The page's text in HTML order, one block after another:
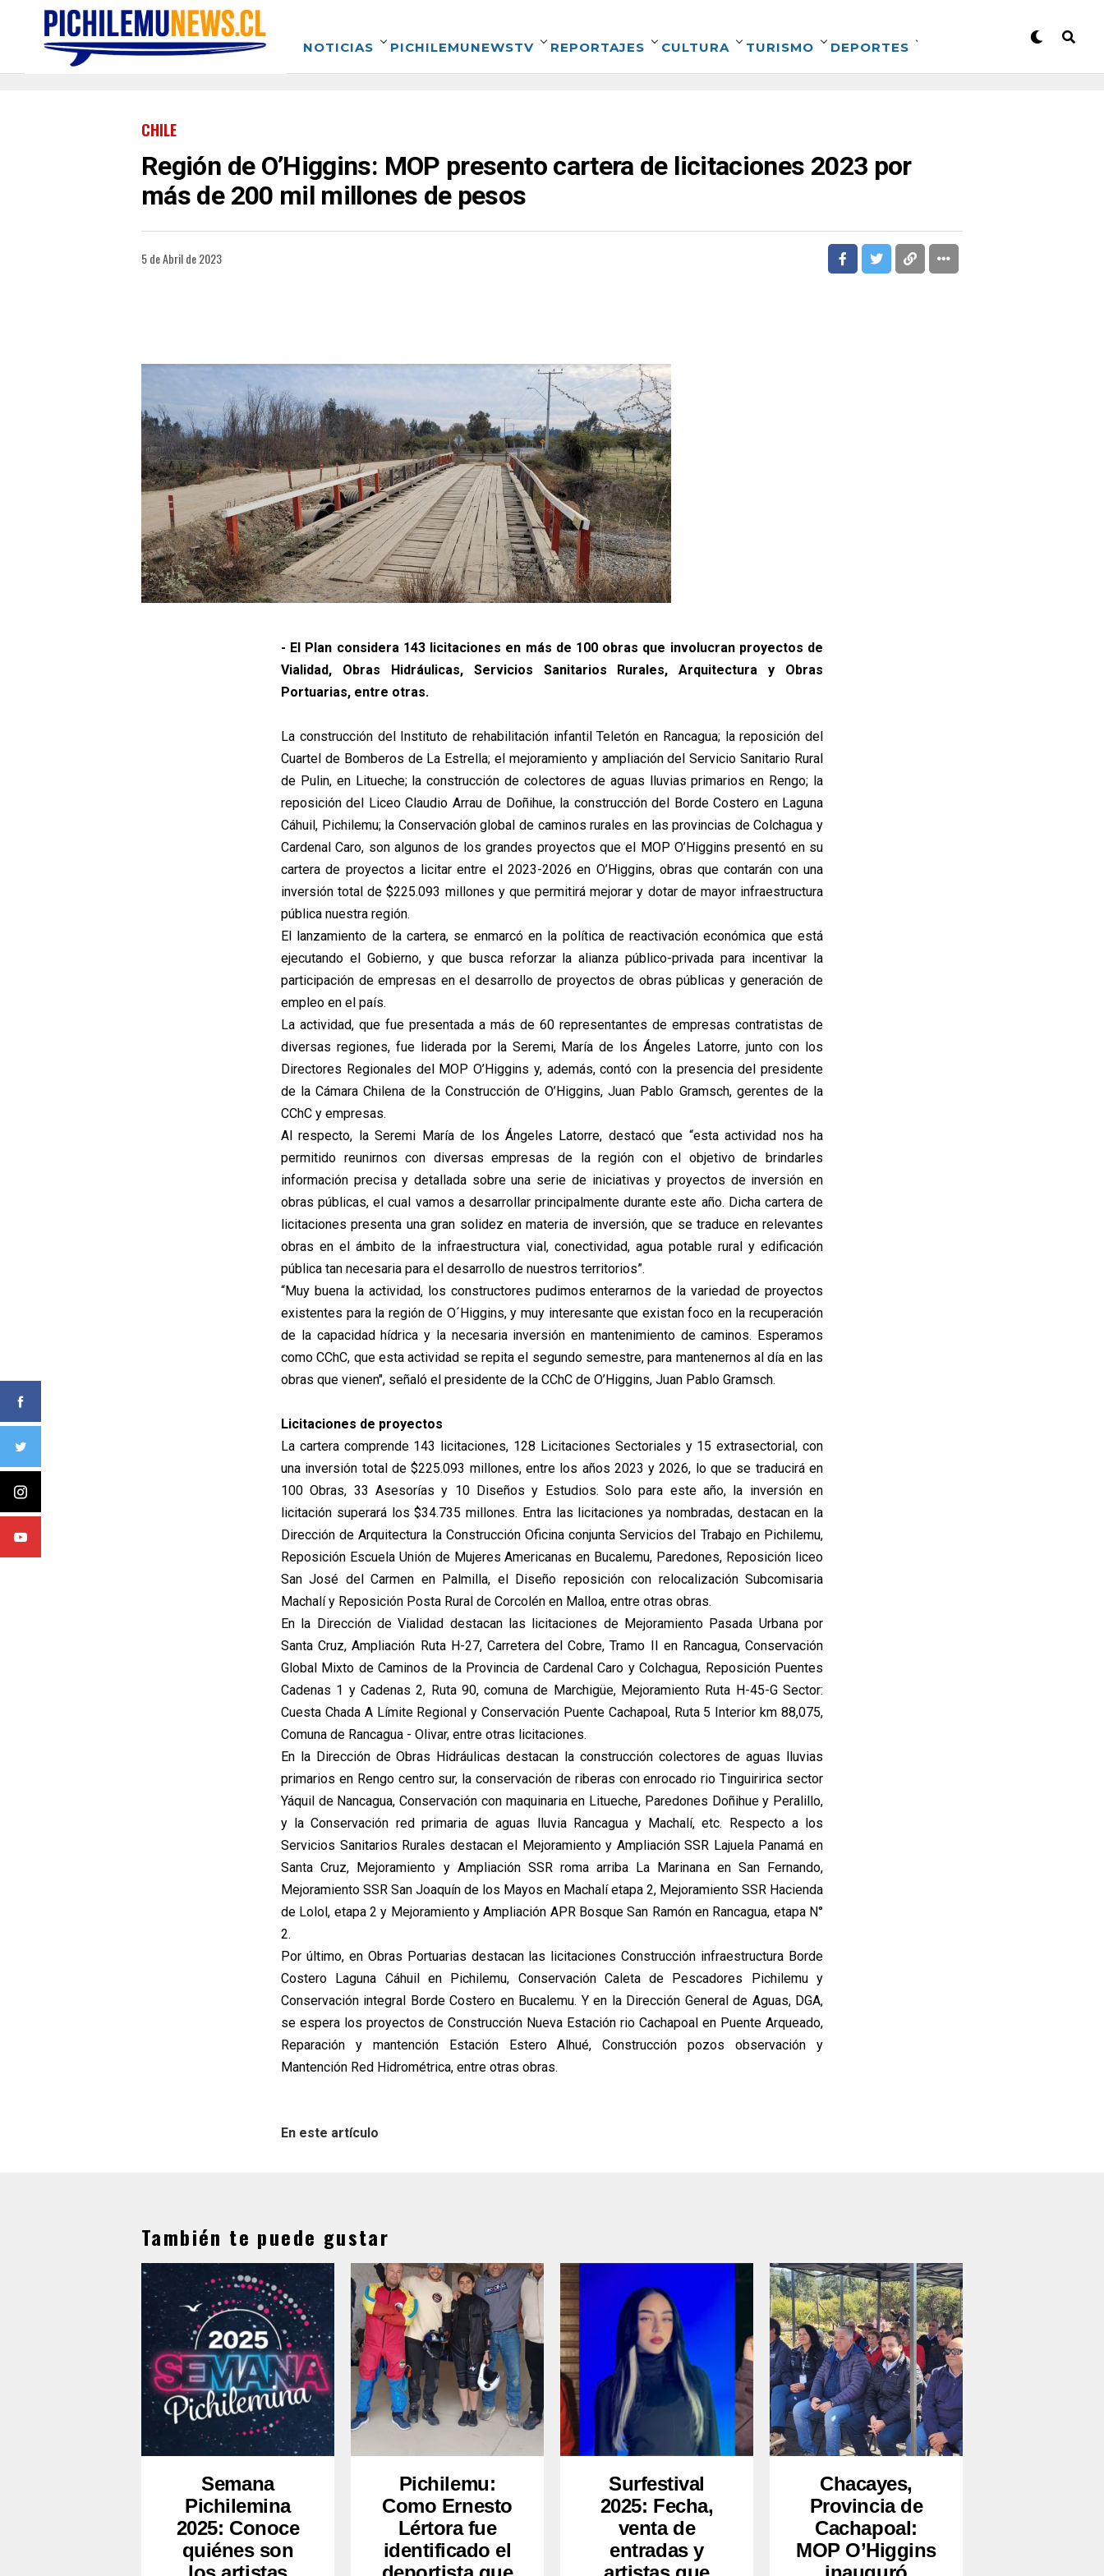
NOTICIAS PICHILEMUNEWSTV REPORTAJES CULTURA TURISMO DEPORTES
CHILE
Región de O’Higgins: MOP presento cartera de licitaciones 2023 por
más de 200 mil millones de pesos
5 de Abril de 2023
- El Plan considera 143 licitaciones en más de 100 obras que involucran proyectos de
Vialidad, Obras Hidráulicas, Servicios Sanitarios Rurales, Arquitectura y Obras
Portuarias, entre otras.
La construcción del Instituto de rehabilitación infantil Teletón en Rancagua; la reposición del
Cuartel de Bomberos de La Estrella; el mejoramiento y ampliación del Servicio Sanitario Rural
de Pulin, en Litueche; la construcción de colectores de aguas lluvias primarios en Rengo; la
reposición del Liceo Claudio Arrau de Doñihue, la construcción del Borde Costero en Laguna
Cáhuil, Pichilemu; la Conservación global de caminos rurales en las provincias de Colchagua y
Cardenal Caro, son algunos de los grandes proyectos que el MOP O’Higgins presentó en su
cartera de proyectos a licitar entre el 2023-2026 en O’Higgins, obras que contarán con una
inversión total de $225.093 millones y que permitirá mejorar y dotar de mayor infraestructura
pública nuestra región.
El lanzamiento de la cartera, se enmarcó en la política de reactivación económica que está
ejecutando el Gobierno, y que busca reforzar la alianza público-privada para incentivar la
participación de empresas en el desarrollo de proyectos de obras públicas y generación de
empleo en el país.
La actividad, que fue presentada a más de 60 representantes de empresas contratistas de
diversas regiones, fue liderada por la Seremi, María de los Ángeles Latorre, junto con los
Directores Regionales del MOP O’Higgins y, además, contó con la presencia del presidente
de la Cámara Chilena de la Construcción de O’Higgins, Juan Pablo Gramsch, gerentes de la
CChC y empresas.
Al respecto, la Seremi María de los Ángeles Latorre, destacó que “esta actividad nos ha
permitido reunirnos con diversas empresas de la región con el objetivo de brindarles
información precisa y detallada sobre una serie de iniciativas y proyectos de inversión en
obras públicas, el cual vamos a desarrollar principalmente durante este año. Dicha cartera de
licitaciones presenta una gran solidez en materia de inversión, que se traduce en relevantes
obras en el ámbito de la infraestructura vial, conectividad, agua potable rural y edificación
pública tan necesaria para el desarrollo de nuestros territorios”.
“Muy buena la actividad, los constructores pudimos enterarnos de la variedad de proyectos
existentes para la región de O´Higgins, y muy interesante que existan foco en la recuperación
de la capacidad hídrica y la necesaria inversión en mantenimiento de caminos. Esperamos
como CChC, que esta actividad se repita el segundo semestre, para mantenernos al día en las
obras que vienen", señaló el presidente de la CChC de O’Higgins, Juan Pablo Gramsch.
Licitaciones de proyectos
La cartera comprende 143 licitaciones, 128 Licitaciones Sectoriales y 15 extrasectorial, con
una inversión total de $225.093 millones, entre los años 2023 y 2026, lo que se traducirá en
100 Obras, 33 Asesorías y 10 Diseños y Estudios. Solo para este año, la inversión en
licitación superará los $34.735 millones. Entra las licitaciones ya nombradas, destacan en la
Dirección de Arquitectura la Construcción Oficina conjunta Servicios del Trabajo en Pichilemu,
Reposición Escuela Unión de Mujeres Americanas en Bucalemu, Paredones, Reposición liceo
San José del Carmen en Palmilla, el Diseño reposición con relocalización Subcomisaria
Machalí y Reposición Posta Rural de Corcolén en Malloa, entre otras obras.
En la Dirección de Vialidad destacan las licitaciones de Mejoramiento Pasada Urbana por
Santa Cruz, Ampliación Ruta H-27, Carretera del Cobre, Tramo II en Rancagua, Conservación
Global Mixto de Caminos de la Provincia de Cardenal Caro y Colchagua, Reposición Puentes
Cadenas 1 y Cadenas 2, Ruta 90, comuna de Marchigüe, Mejoramiento Ruta H-45-G Sector:
Cuesta Chada A Límite Regional y Conservación Puente Cachapoal, Ruta 5 Interior km 88,075,
Comuna de Rancagua - Olivar, entre otras licitaciones.
En la Dirección de Obras Hidráulicas destacan la construcción colectores de aguas lluvias
primarios en Rengo centro sur, la conservación de riberas con enrocado rio Tinguiririca sector
Yáquil de Nancagua, Conservación con maquinaria en Litueche, Paredones Doñihue y Peralillo,
y la Conservación red primaria de aguas lluvia Rancagua y Machalí, etc. Respecto a los
Servicios Sanitarios Rurales destacan el Mejoramiento y Ampliación SSR Lajuela Panamá en
Santa Cruz, Mejoramiento y Ampliación SSR roma arriba La Marinana en San Fernando,
Mejoramiento SSR San Joaquín de los Mayos en Machalí etapa 2, Mejoramiento SSR Hacienda
de Lolol, etapa 2 y Mejoramiento y Ampliación APR Bosque San Ramón en Rancagua, etapa N°
2.
Por último, en Obras Portuarias destacan las licitaciones Construcción infraestructura Borde
Costero Laguna Cáhuil en Pichilemu, Conservación Caleta de Pescadores Pichilemu y
Conservación integral Borde Costero en Bucalemu. Y en la Dirección General de Aguas, DGA,
se espera los proyectos de Construcción Nueva Estación rio Cachapoal en Puente Arqueado,
Reparación y mantención Estación Estero Alhué, Construcción pozos observación y
Mantención Red Hidrométrica, entre otras obras.
En este artículo
También te puede gustar
Semana
Pichilemina
2025: Conoce
quiénes son
Pichilemu:
Como Ernesto
Lértora fue
identificado el
Surfestival
2025: Fecha,
venta de
entradas y
Chacayes,
Provincia de
Cachapoal:
MOP O’Higgins